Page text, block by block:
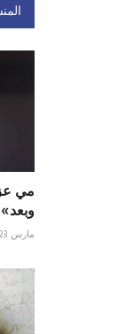
مي
وبعد»
مارس 23, 2026